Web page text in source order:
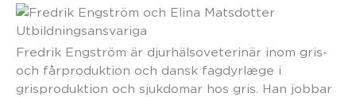
Utbildningsansvariga
Fredrik Engström är djurhälsoveterinär inom gris-
och fårproduktion och dansk fagdyrlæge i
grisproduktion och sjukdomar hos gris. Han jobbar